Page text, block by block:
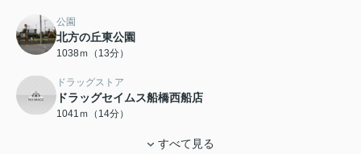
公園
北方の丘東公園
1038ｍ（13分）
ドラッグストア
ドラッグセイムス船橋西船店
1041ｍ（14分）
すべて見る